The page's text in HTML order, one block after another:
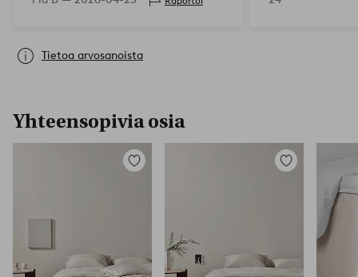
Tietoa arvosanoista
Yhteensopivia osia
Lisää
Lisää